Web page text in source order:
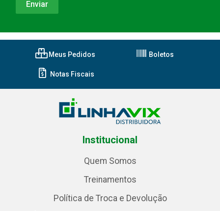
Meus Pedidos Boletos
Notas Fiscais
Institucional
Quem Somos
Treinamentos
Política de Troca e Devolução